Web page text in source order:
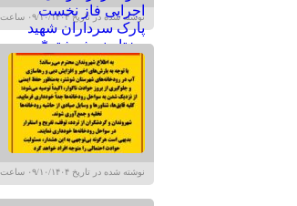
نوشته شده در تاریخ ۰۹/۱۰/۱۴۰۴ ساعت ۰۹:۵۶ |
نوشته شده در تاریخ ۰۹/۱۰/۱۴۰۴ ساعت ۰۹:۵۳ |